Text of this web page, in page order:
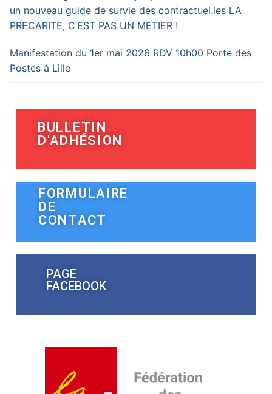
un nouveau guide de survie des contractuel.les LA
PRECARITE, C’EST PAS UN METIER !
Manifestation du 1er mai 2026 RDV 10h00 Porte des
Postes à Lille
BULLETIN
D'ADHÉSION
FORMULAIRE
DE
CONTACT
PAGE
FACEBOOK